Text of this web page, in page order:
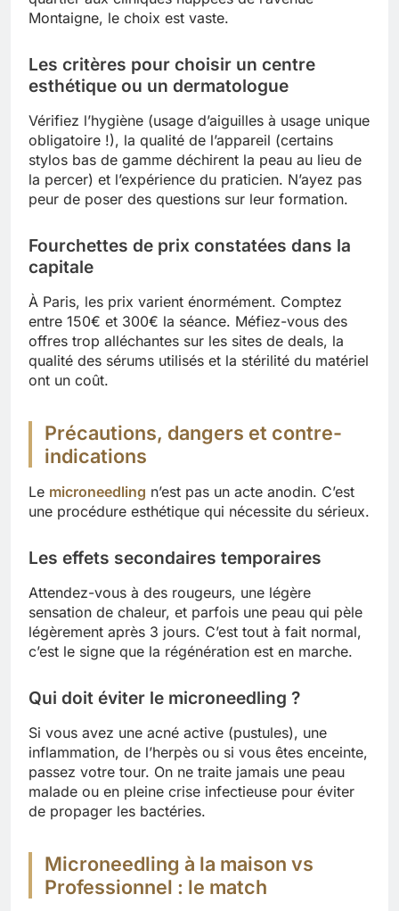
Montaigne, le choix est vaste.
Les critères pour choisir un centre
esthétique ou un dermatologue
Vérifiez l’hygiène (usage d’aiguilles à usage unique
obligatoire !), la qualité de l’appareil (certains
stylos bas de gamme déchirent la peau au lieu de
la percer) et l’expérience du praticien. N’ayez pas
peur de poser des questions sur leur formation.
Fourchettes de prix constatées dans la
capitale
À Paris, les prix varient énormément. Comptez
entre 150€ et 300€ la séance. Méfiez-vous des
offres trop alléchantes sur les sites de deals, la
qualité des sérums utilisés et la stérilité du matériel
ont un coût.
Précautions, dangers et contre-
indications
Le microneedling n’est pas un acte anodin. C’est
une procédure esthétique qui nécessite du sérieux.
Les effets secondaires temporaires
Attendez-vous à des rougeurs, une légère
sensation de chaleur, et parfois une peau qui pèle
légèrement après 3 jours. C’est tout à fait normal,
c’est le signe que la régénération est en marche.
Qui doit éviter le microneedling ?
Si vous avez une acné active (pustules), une
inflammation, de l’herpès ou si vous êtes enceinte,
passez votre tour. On ne traite jamais une peau
malade ou en pleine crise infectieuse pour éviter
de propager les bactéries.
Microneedling à la maison vs
Professionnel : le match